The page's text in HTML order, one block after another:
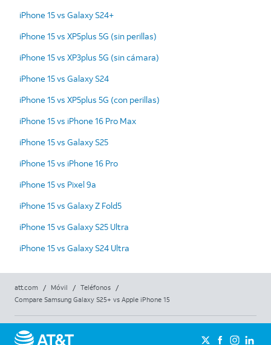
iPhone 15 vs Galaxy S24+
iPhone 15 vs XP5plus 5G (sin perillas)
iPhone 15 vs XP3plus 5G (sin cámara)
iPhone 15 vs Galaxy S24
iPhone 15 vs XP5plus 5G (con perillas)
iPhone 15 vs iPhone 16 Pro Max
iPhone 15 vs Galaxy S25
iPhone 15 vs iPhone 16 Pro
iPhone 15 vs Pixel 9a
iPhone 15 vs Galaxy Z Fold5
iPhone 15 vs Galaxy S25 Ultra
iPhone 15 vs Galaxy S24 Ultra
att.com / Móvil / Teléfonos
/
Compare Samsung Galaxy S25+ vs Apple iPhone 15